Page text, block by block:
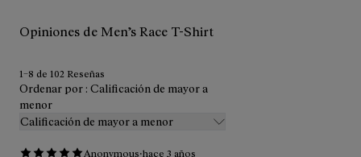
Opiniones de Men’s Race T-Shirt
1–8 de 102 Reseñas
Ordenar por : Calificación de mayor a
menor
Calificación de mayor a menor
Anonymous·hace 3 años